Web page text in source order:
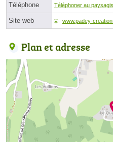
Téléphone Téléphoner au
Site web www.padey-
Plan et adresse